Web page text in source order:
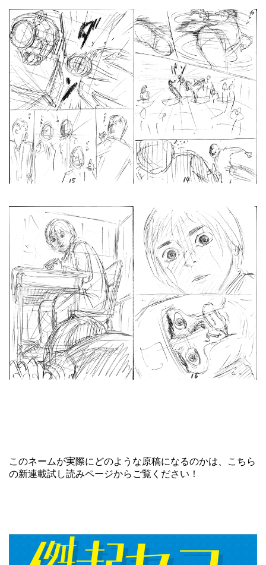
このネームが実際にどのような原稿になるのかは、
こちら
の新連載試し読みページからご覧ください！